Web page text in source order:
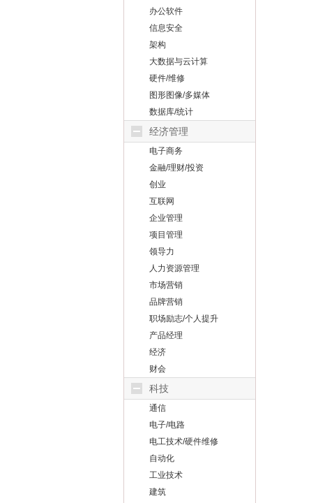
办公软件
信息安全
架构
大数据与云计算
硬件/维修
图形图像/多媒体
数据库/统计
经济管理
电子商务
金融/理财/投资
创业
互联网
企业管理
项目管理
领导力
人力资源管理
市场营销
品牌营销
职场励志/个人提升
产品经理
经济
财会
科技
通信
电子/电路
电工技术/硬件维修
自动化
工业技术
建筑